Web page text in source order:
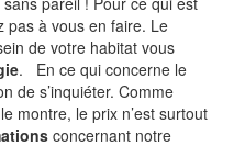
pas à vous en faire. Le
de votre habitat vous
. En ce qui concerne le
de s’inquiéter. Comme
montre, le prix n’est surtout
concernant notre